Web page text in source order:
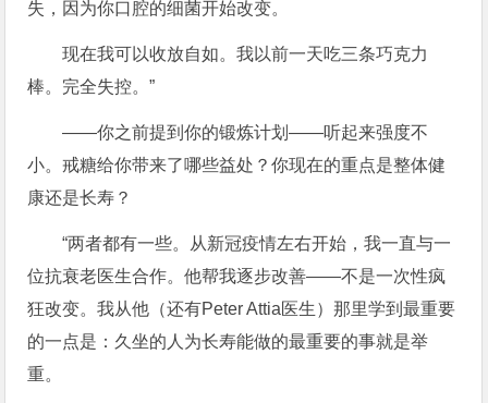
失，因为你口腔的细菌开始改变。
现在我可以收放自如。我以前一天吃三条巧克力
棒。完全失控。”
——你之前提到你的锻炼计划——听起来强度不
小。戒糖给你带来了哪些益处？你现在的重点是整体健
康还是长寿？
“两者都有一些。从新冠疫情左右开始，我一直与一
位抗衰老医生合作。他帮我逐步改善——不是一次性疯
狂改变。我从他（还有Peter Attia医生）那里学到最重要
的一点是：久坐的人为长寿能做的最重要的事就是举
重。